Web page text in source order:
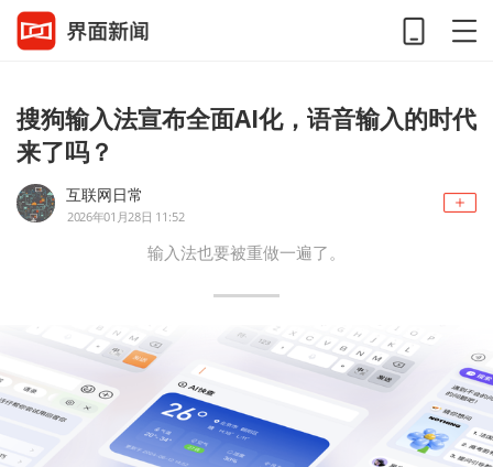
搜狗输入法宣布全面AI化，语音输入的时代
来了吗？
互联网日常
2026年01月28日 11:52
输入法也要被重做一遍了。